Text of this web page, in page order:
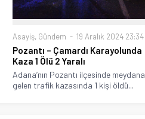
Asayiş, Gündem 19 Aralık 2024 23:34
Pozantı – Çamardı Karayolunda
Kaza 1 Ölü 2 Yaralı
Adana’nın Pozantı ilçesinde meydana
gelen trafik kazasında 1 kişi öldü...